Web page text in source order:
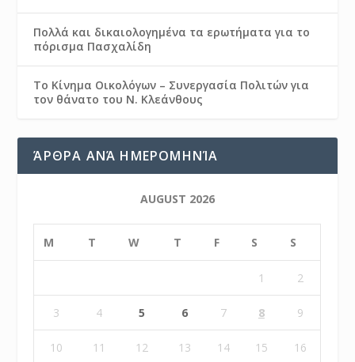
Πολλά και δικαιολογημένα τα ερωτήματα για το
πόρισμα Πασχαλίδη
Το Κίνημα Οικολόγων – Συνεργασία Πολιτών για
τον θάνατο του Ν. Κλεάνθους
ΆΡΘΡΑ ΑΝΆ ΗΜΕΡΟΜΗΝΊΑ
AUGUST 2026
M T W T F S S
1 2
3 4 5 6 7 8 9
10 11 12 13 14 15 16